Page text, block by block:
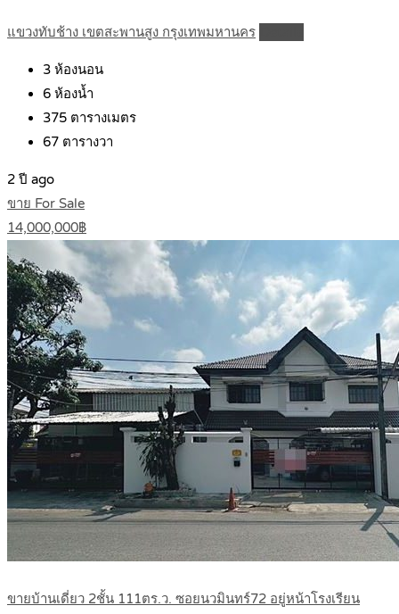
แขวงทับช้าง เขตสะพานสูง กรุงเทพมหานคร
3 ห้องนอน
6 ห้องน้ำ
375 ตารางเมตร
67 ตารางวา
2 ปี ago
ขาย For Sale
14,000,000฿
ขายบ้านเดี่ยว 2ชั้น 111ตร.ว. ซอยนวมินทร์72 อยู่หน้าโรงเรียน